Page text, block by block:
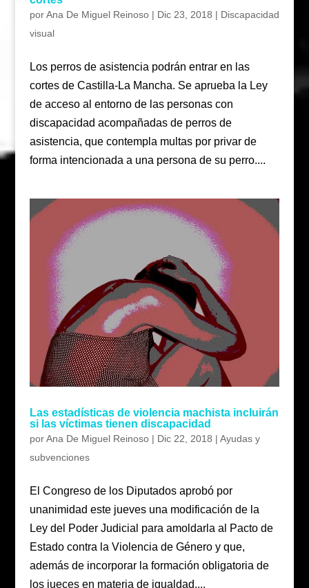
porAna De Miguel Reinoso| Dic 23, 2018 | Discapacidad
visual
Los perros de asistencia podrán entrar en las
cortes de Castilla-La Mancha. Se aprueba la Ley
de acceso al entorno de las personas con
discapacidad acompañadas de perros de
asistencia, que contempla multas por privar de
forma intencionada a una persona de su perro....
Las estadísticas de violencia machista incluirán
si las víctimas tienen discapacidad
porAna De Miguel Reinoso| Dic 22, 2018 | Ayudas y
subvenciones
El Congreso de los Diputados aprobó por
unanimidad este jueves una modificación de la
Ley del Poder Judicial para amoldarla al Pacto de
Estado contra la Violencia de Género y que,
además de incorporar la formación obligatoria de
los jueces en materia de igualdad,...